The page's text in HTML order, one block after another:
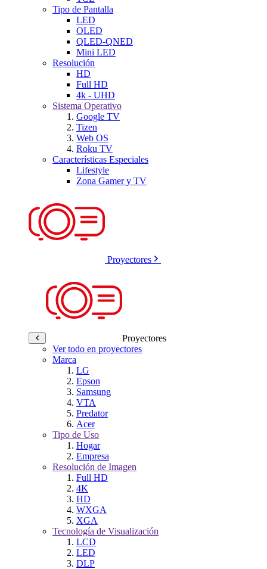
Tipo de Pantalla
LED
OLED
QLED-QNED
Mini LED
Resolución
HD
Full HD
4k - UHD
Sistema Operativo
Google TV
Tizen
Web OS
Roku TV
Características Especiales
Lifestyle
Zona Gamer y TV
Proyectores
Proyectores
Ver todo en proyectores
Marca
LG
Epson
Samsung
VTA
Predator
Acer
Tipo de Uso
Hogar
Empresa
Resolución de Imagen
Full HD
4K
HD
WXGA
XGA
Tecnología de Visualización
LCD
LED
DLP